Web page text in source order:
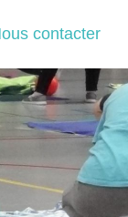
contacter